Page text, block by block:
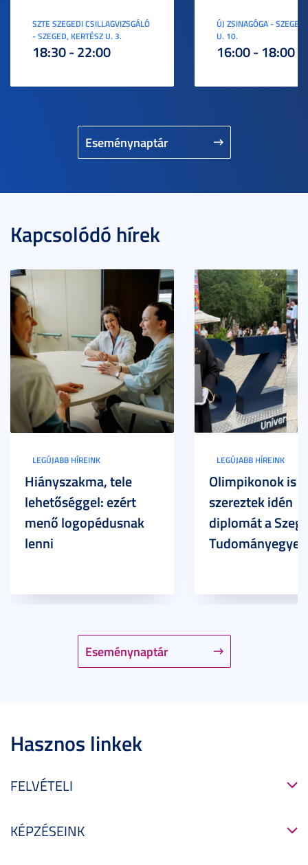
Eseménynaptár
SZTE SZEGEDI CSILLAGVIZSGÁLÓ
- SZEGED, KERTÉSZ U. 3.
18:30 - 22:00
ÚJ ZSINAGÓGA -
U. 10.
16:00 - 18:00
Kapcsolódó hírek
Eseménynaptár
LEGÚJABB HÍREINK
Hiányszakma, tele
lehetőséggel: ezért
menő logopédusnak
lenni
LEGÚJABB HÍREINK
Olimpikonok is
szereztek idén
diplomát a
Hasznos linkek
FELVÉTELI
KÉPZÉSEINK